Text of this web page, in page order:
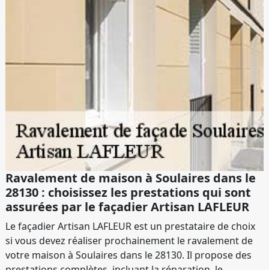
Ravalement de maison à Soulaires dans le
28130 : choisissez les prestations qui sont
assurées par le façadier Artisan LAFLEUR
Le façadier Artisan LAFLEUR est un prestataire de choix
si vous devez réaliser prochainement le ravalement de
votre maison à Soulaires dans le 28130. Il propose des